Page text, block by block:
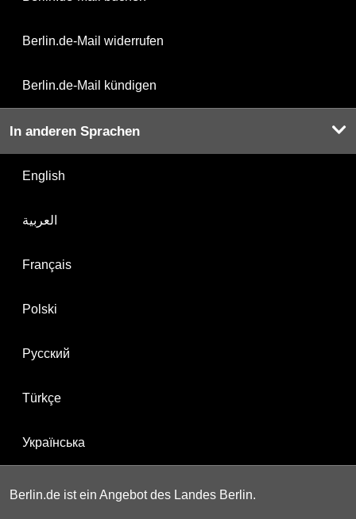
Berlin.de-Mail widerrufen
Berlin.de-Mail kündigen
In anderen Sprachen
English
العربية
Français
Polski
Русский
Türkçe
Українська
Berlin.de ist ein Angebot des Landes Berlin.